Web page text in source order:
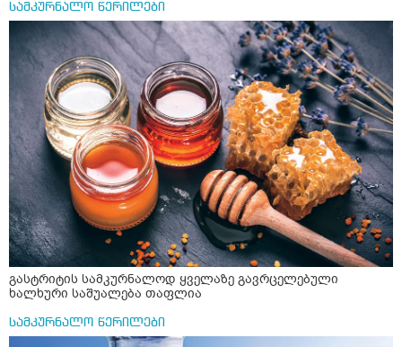
ქორწინება დასრულებული იყო ღალატი პატიებები
მანიპულაციები რომ თავს მოიკლავდა თუ წამოვიდოდი
მისგან ეს ტოქსიკური ურთიერთობა დავასრულე ეხლა
ისებ ასე ვარ თავბრუხვევებით და როგორ მოვიქცეე
არვიცი ბოდიში ცოყა არულად მიწერია
სამკურნალო წერილები
გასტრიტის სამკურნალოდ ყველაზე გავრცელებული
ხალხური საშუალება თაფლია
სამკურნალო წერილები